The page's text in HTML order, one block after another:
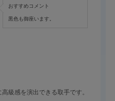
おすすめコメント
黒色も御座います。
級感を演出できる取手です。